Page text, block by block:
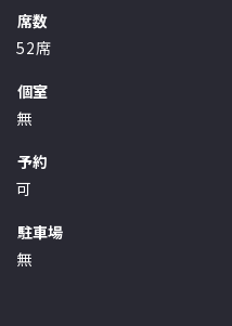
席数
52席
個室
無
予約
可
駐車場
無